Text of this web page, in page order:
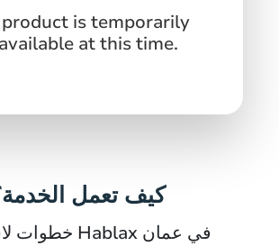
is temporarily
at this time.
كيف تعمل
خطوات لاستخدام Hablax في عمان